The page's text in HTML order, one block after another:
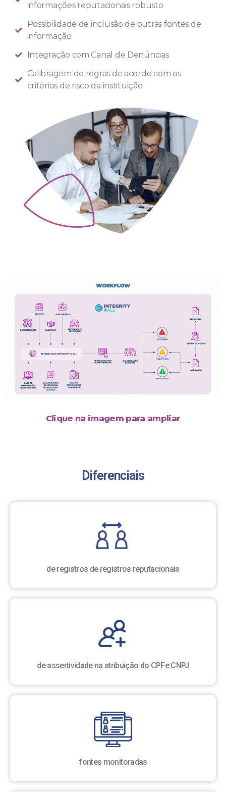
informações reputacionais robusto
Possibilidade de inclusão de outras fontes de
informação
Integração com Canal de Denúncias
Calibragem de regras de acordo com os
critérios de risco da instituição
Clique na imagem para ampliar
Diferenciais
de registros de registros reputacionais
de assertividade na atribuição do CPFe CNPJ
fontes monitoradas